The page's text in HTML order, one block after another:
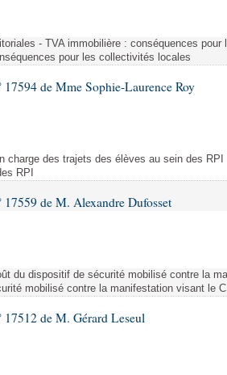
- TVA immobilière : conséquences
pour les collectivités locales
17594 de Mme Sophie-Laurence Roy
charge des trajets des élèves au sein des
RPI
17559 de M. Alexandre Dufosset
du dispositif de sécurité mobilisé contre la
mobilisé contre la manifestation visant le
17512 de M. Gérard Leseul